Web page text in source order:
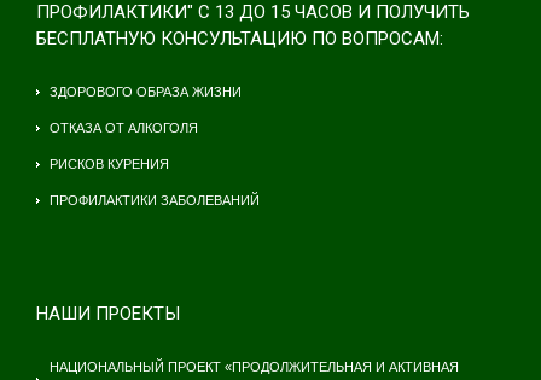
ПРОФИЛАКТИКИ" С 13 ДО 15 ЧАСОВ И ПОЛУЧИТЬ
БЕСПЛАТНУЮ КОНСУЛЬТАЦИЮ ПО ВОПРОСАМ:
ЗДОРОВОГО ОБРАЗА ЖИЗНИ
ОТКАЗА ОТ АЛКОГОЛЯ
РИСКОВ КУРЕНИЯ
ПРОФИЛАКТИКИ ЗАБОЛЕВАНИЙ
НАШИ ПРОЕКТЫ
НАЦИОНАЛЬНЫЙ ПРОЕКТ «ПРОДОЛЖИТЕЛЬНАЯ И АКТИВНАЯ